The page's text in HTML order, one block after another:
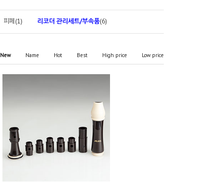
피페(1) 리코더 관리세트/부속품(6)
New Name Hot Best High price Low price